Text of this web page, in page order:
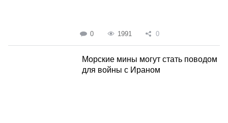
0 1991 0
Морские мины могут стать поводом
для войны с Ираном